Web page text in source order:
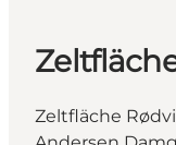
Zeltfläche